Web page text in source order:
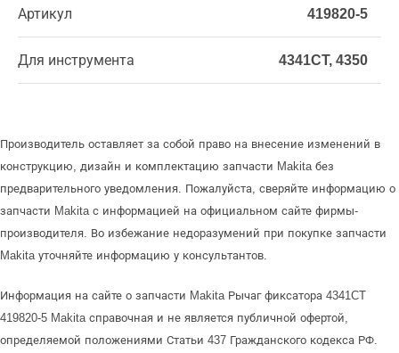
Артикул 419820-5
Для инструмента 4341CT, 4350
Производитель оставляет за собой право на внесение изменений в
конструкцию, дизайн и комплектацию запчасти Makita без
предварительного уведомления. Пожалуйста, сверяйте информацию о
запчасти Makita с информацией на официальном сайте фирмы-
производителя. Во избежание недоразумений при покупке запчасти
Makita уточняйте информацию у консультантов.
Информация на сайте о запчасти Makita Рычаг фиксатора 4341CT
419820-5 Makita справочная и не является публичной офертой,
определяемой положениями Статьи 437 Гражданского кодекса РФ.